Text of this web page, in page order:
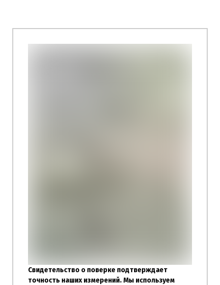
Свидетельство о поверке подтверждает
точность наших измерений. Мы используем